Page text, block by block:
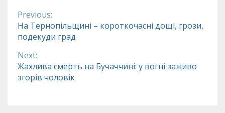
Continue
Reading
Previous:
На Тернопільщині – короткочасні дощі, грози,
подекуди град
Next:
Жахлива смерть на Бучаччині: у вогні заживо
згорів чоловік